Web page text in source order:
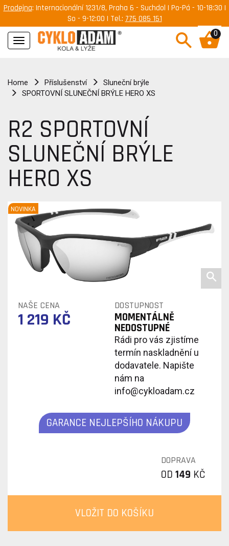
Prodejna: Internacionální 1231/8, Praha 6 - Suchdol | Po-Pá - 10-18:30 |
So - 9-12:00 | Tel.: 775 085 151
Navigace
0
Home Příslušenství
Sluneční brýle
SPORTOVNÍ SLUNEČNÍ BRÝLE HERO XS
R2 SPORTOVNÍ
SLUNEČNÍ BRÝLE
HERO XS
NOVINKA
NAŠE CENA DOSTUPNOST
1 219 KČ MOMENTÁLNĚ
NEDOSTUPNÉ
Rádi pro vás zjistíme
termín naskladnění u
dodavatele. Napište
nám na
info@cykloadam.cz
GARANCE NEJLEPŠÍHO NÁKUPU
DOPRAVA
OD 149 KČ
VLOŽIT DO KOŠÍKU